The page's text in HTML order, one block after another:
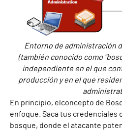
Entorno de administración
(también conocido como
independiente en el que
producción y en el que
En principio, el concepto de
enfoque. Saca tus credenciales
bosque, donde el atacante